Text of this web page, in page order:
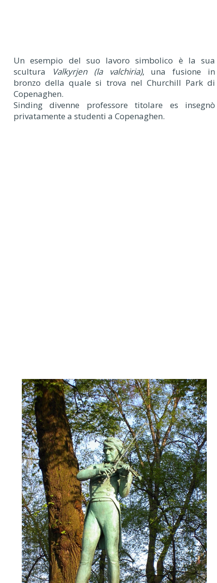
Un esempio del suo lavoro simbolico è la sua
scultura
Valkyrjen (la valchiria), una fusione in
bronzo della quale si trova nel Churchill Park di
Copenaghen.
Sinding divenne professore titolare es insegnò
privatamente a studenti a Copenaghen.